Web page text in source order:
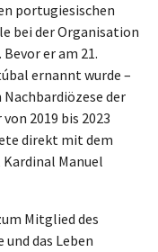
portugiesischen
bei der Organisation
er am 21.
ernannt wurde –
der
2019 bis 2023
direkt mit dem
Manuel
Mitglied des
das Leben